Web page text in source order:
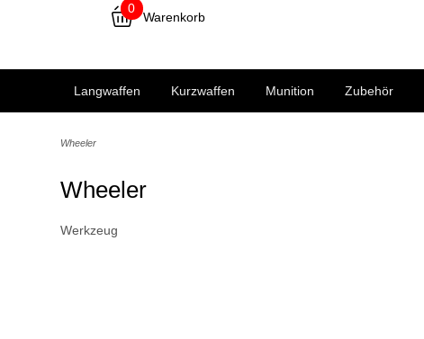
0
Warenkorb
Langwaffen Kurzwaffen Munition Zubehör
Wheeler
Wheeler
Werkzeug